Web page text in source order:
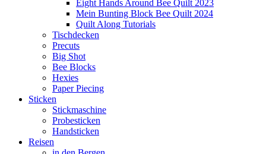
Eight Hands Around Bee Quilt 2023
Mein Bunting Block Bee Quilt 2024
Quilt Along Tutorials
Tischdecken
Precuts
Big Shot
Bee Blocks
Hexies
Paper Piecing
Sticken
Stickmaschine
Probesticken
Handsticken
Reisen